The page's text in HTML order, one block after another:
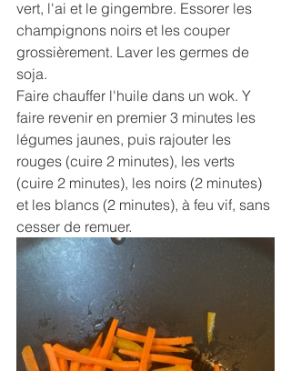
vert, l'ai et le gingembre. Essorer les
champignons noirs et les couper
grossièrement. Laver les germes de
soja.
Faire chauffer l'huile dans un wok. Y
faire revenir en premier 3 minutes les
légumes jaunes, puis rajouter les
rouges (cuire 2 minutes), les verts
(cuire 2 minutes), les noirs (2 minutes)
et les blancs (2 minutes), à feu vif, sans
cesser de remuer.